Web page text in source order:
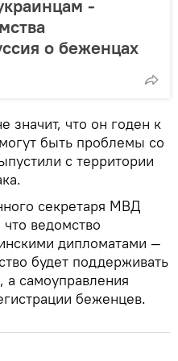
-
о беженцах
значит, что он годен к
быть проблемы со
с территории
секретаря МВД
ведомство
дипломатами —
будет поддерживать
а самоуправления
беженцев.